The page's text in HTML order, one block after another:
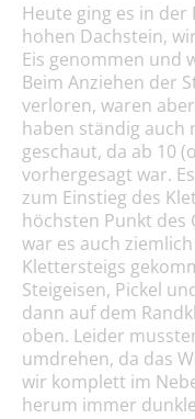
Heute ging es in der
hohen Dachstein,
Eis genommen und
Beim Anziehen der
verloren, waren
haben ständig auch
geschaut, da ab 10
vorhergesagt war.
zum Einstieg des
höchsten Punkt des
war es auch
Klettersteigs
Steigeisen, Pickel
dann auf dem
oben. Leider
umdrehen, da das
wir komplett im
herum immer